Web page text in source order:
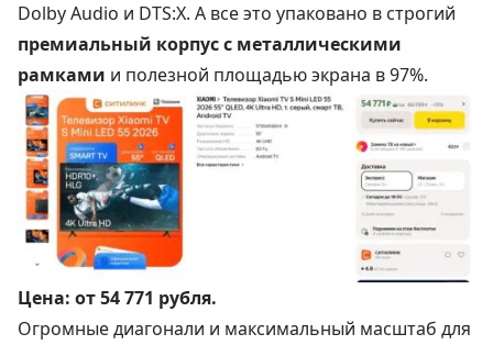
Dolby Audio и DTS:X. А все это упаковано в строгий
премиальный корпус с металлическими
рамками и полезной площадью экрана в 97%.
Цена: от 54 771 рубля.
Огромные диагонали и максимальный масштаб для